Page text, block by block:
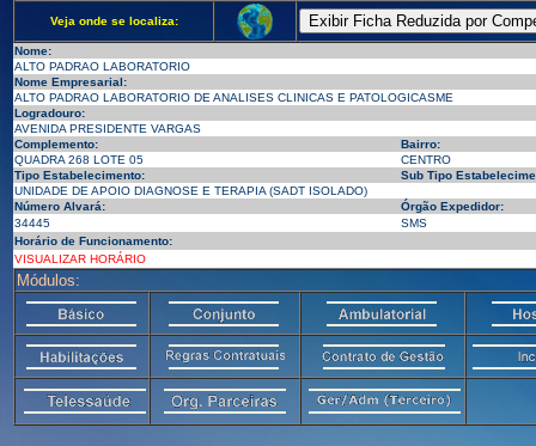
Veja onde se localiza:
Nome:
ALTO PADRAO LABORATORIO
Nome Empresarial:
ALTO PADRAO LABORATORIO DE ANALISES CLINICAS E PATOLOGICASME
Logradouro:
AVENIDA PRESIDENTE VARGAS
Complemento:
Bairro:
QUADRA 268 LOTE 05
CENTRO
Tipo Estabelecimento:
Sub Tipo
UNIDADE DE APOIO DIAGNOSE E TERAPIA (SADT ISOLADO)
Número Alvará:
Órgão Expedidor:
34445
SMS
Horário de Funcionamento:
VISUALIZAR HORÁRIO
Módulos: